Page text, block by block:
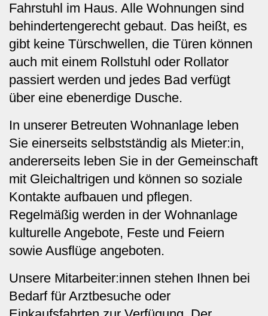
Fahrstuhl im Haus. Alle Wohnungen sind
behindertengerecht gebaut. Das heißt, es
gibt keine Türschwellen, die Türen können
auch mit einem Rollstuhl oder Rollator
passiert werden und jedes Bad verfügt
über eine ebenerdige Dusche.
In unserer Betreuten Wohnanlage leben
Sie einerseits selbstständig als Mieter:in,
andererseits leben Sie in der Gemeinschaft
mit Gleichaltrigen und können so soziale
Kontakte aufbauen und pflegen.
Regelmäßig werden in der Wohnanlage
kulturelle Angebote, Feste und Feiern
sowie Ausflüge angeboten.
Unsere Mitarbeiter:innen stehen Ihnen bei
Bedarf für Arztbesuche oder